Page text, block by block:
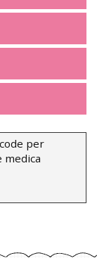
per
medica